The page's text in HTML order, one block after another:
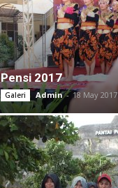
Pensi 2017
Galeri Admin - 18 May 2017